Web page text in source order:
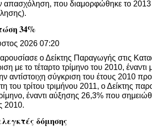
απασχόληση, που διαμορφώθηκε το
34%
2026 07:20
ο Δείκτης Παραγωγής στις
με το τέταρτο τρίμηνο του 2010,
αντίστοιχη σύγκριση του έτους 2010
του τρίτου τριμήνου 2011, ο Δείκτης
έναντι αύξησης 26,3% που
2010.
δόμησης